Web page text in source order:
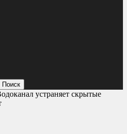
устраняет скрытые